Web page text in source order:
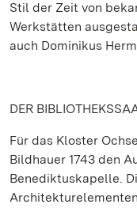
Stil der Zeit von
Werkstätten
auch Dominikus
DER
Für das Kloster
Bildhauer 1743 den
Benediktuskapelle.